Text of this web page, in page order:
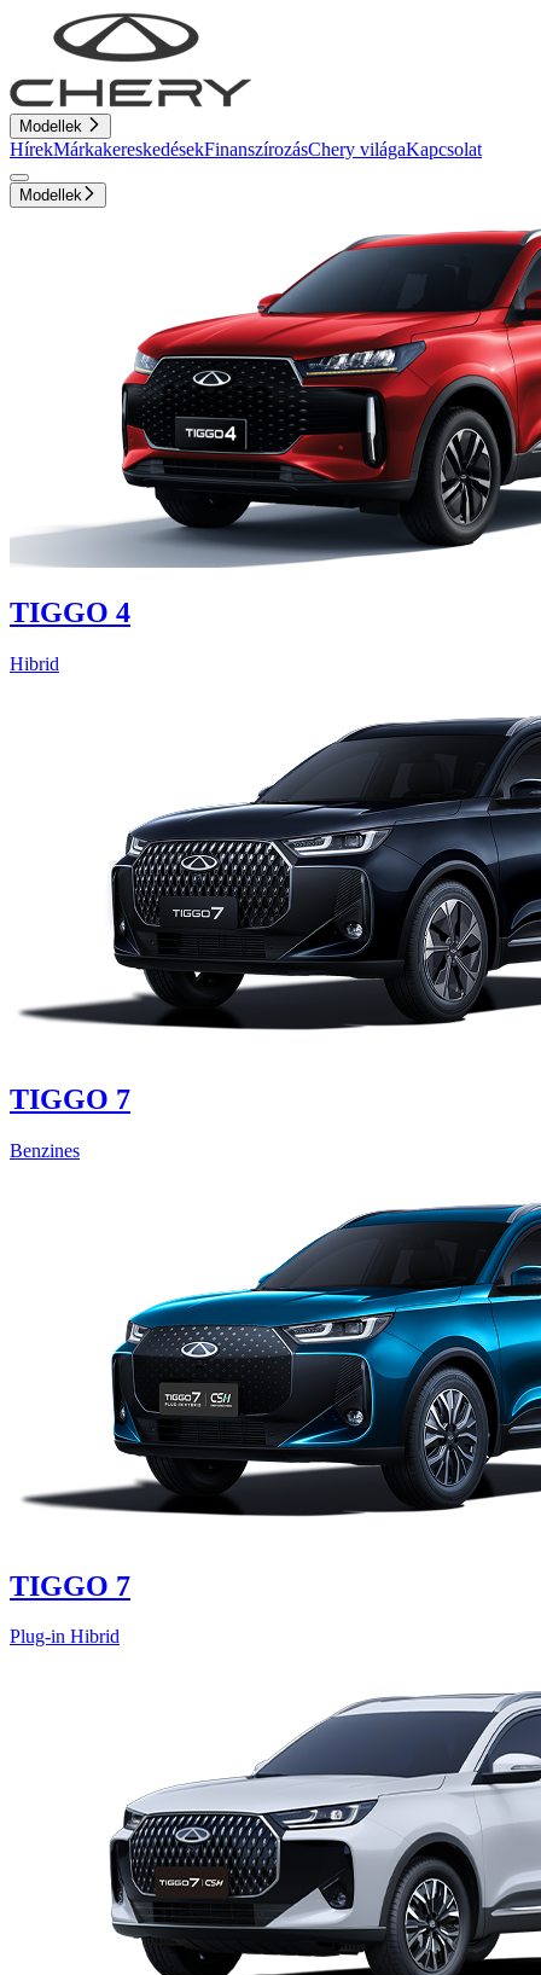
Modellek
HírekMárkakereskedésekFinanszírozásChery világaKapcsolat
Modellek
TIGGO 4
Hibrid
TIGGO 7
Benzines
TIGGO 7
Plug-in Hibrid